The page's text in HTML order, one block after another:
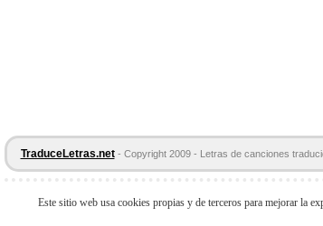
TraduceLetras.net - Copyright 2009 - Letras de canciones
Páginas
Este sitio web usa cookies propias y de terceros para mejorar la